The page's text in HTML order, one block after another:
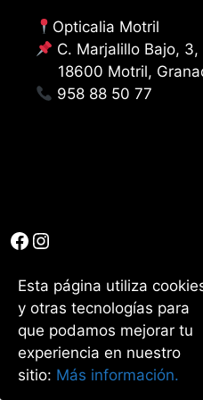
Opticalia Motril
C. Marjalillo Bajo, 3,
18600 Motril,
958 88 50 77
Facebook
Instagram
I ©2026 Opticalia Motril.
Aviso Legal
Política de
Esta página utiliza
y otras tecnologías para
que podamos mejorar tu
experiencia en nuestro
sitio: Más información.